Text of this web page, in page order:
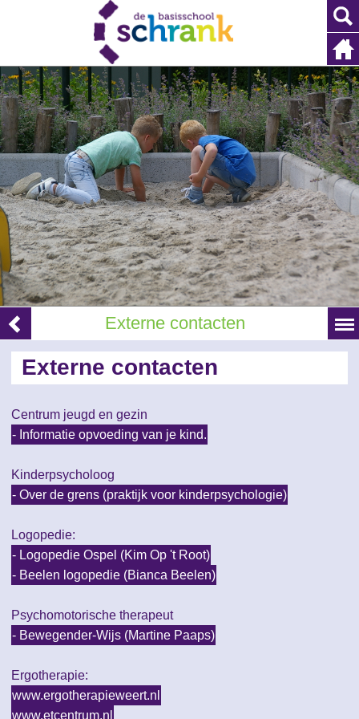
Externe contacten
Externe contacten
Centrum jeugd en gezin
- Informatie opvoeding van je kind.
Kinderpsycholoog
- Over de grens (praktijk voor kinderpsychologie)
Logopedie:
- Logopedie Ospel (Kim Op 't Root)
- Beelen logopedie (Bianca Beelen)
Psychomotorische therapeut
- Bewegender-Wijs (Martine Paaps)
Ergotherapie:
www.ergotherapieweert.nl
www.etcentrum.nl